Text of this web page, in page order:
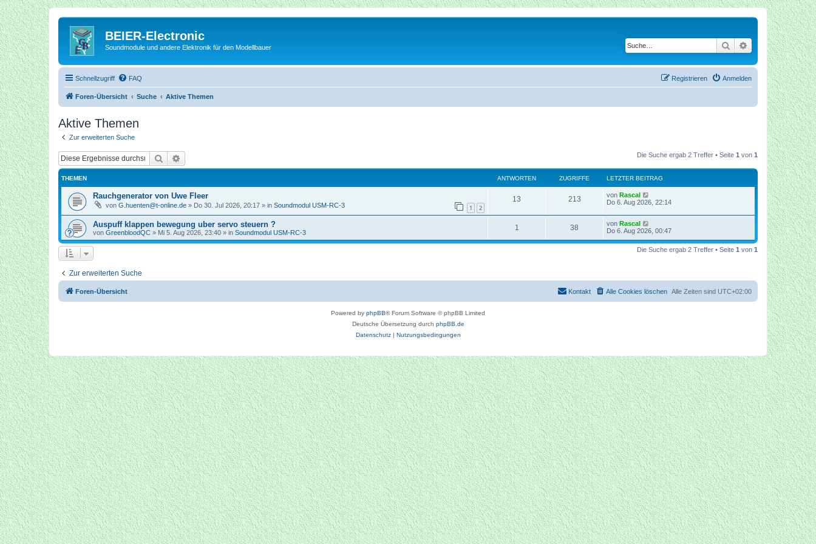
BEIER-Electronic
Soundmodule und andere Elektronik für den Modellbauer Suche Erweiterte Suche
Schnellzugriff FAQ Anmelden
Registrieren
Foren-Übersicht Suche Aktive Themen
Aktive Themen
Zur erweiterten Suche
Suche Die Suche ergab 2 Treffer • Seite 1 von 1
THEMEN ANTWORTEN ZUGRIFFE LETZTER BEITRAG
Rauchgenerator von Uwe Fleer
von G.huenten@t-online.de » Do 30. Jul 2026, 20:17 » in Soundmodul USM-RC-3 1 2
13 213 von Rascal
Do 6. Aug 2026, 22:14
Auspuff klappen bewegung uber servo steuern ?
von GreenbloodQC » Mi 5. Aug 2026, 23:40 » in Soundmodul USM-RC-3
1 38 von Rascal
Do 6. Aug 2026, 00:47
Die Suche ergab 2 Treffer • Seite 1 von 1
Zur erweiterten Suche
Foren-Übersicht Alle Zeiten sind UTC+02:00
Alle Cookies löschen
Kontakt
Powered by phpBB® Forum Software © phpBB Limited
Deutsche Übersetzung durch phpBB.de
Datenschutz| Nutzungsbedingungen